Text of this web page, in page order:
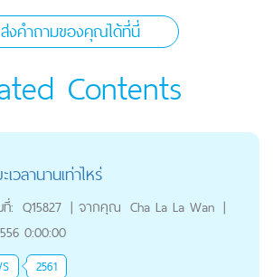
ส่งคำถามของคุณได้ที่นี่
Contents
เวลานานเท่าไหร่
: Q15827 | จากคุณ Cha La La Wan |
0:00:00
2561